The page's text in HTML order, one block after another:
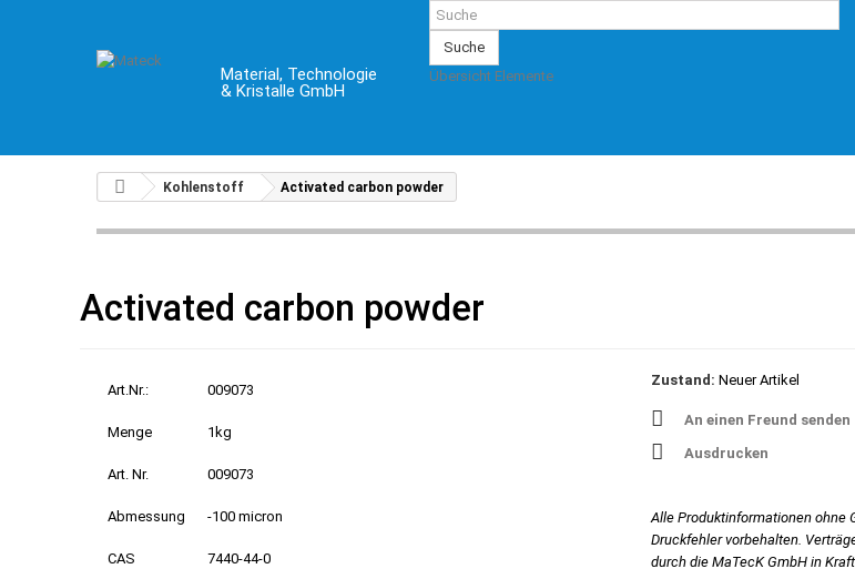
Material, Technologie
& Kristalle GmbH
Suche
Übersicht Elemente
Kohlenstoff Activated carbon powder
Activated carbon powder
Art.Nr.: 009073
Menge 1kg
Art. Nr. 009073
Abmessung -100 micron
CAS 7440-44-0
Zustand: Neuer Artikel
An einen Freund senden
Ausdrucken
Alle Produktinformationen ohne
Druckfehler vorbehalten.
durch die MaTecK GmbH in